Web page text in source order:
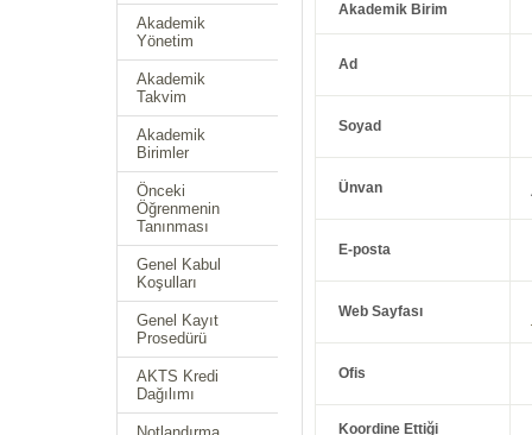
Akademik
Yönetim
Akademik
Takvim
Akademik
Birimler
Önceki
Öğrenmenin
Tanınması
Genel Kabul
Koşulları
Genel Kayıt
Prosedürü
AKTS Kredi
Dağılımı
Akademik Birim
Ad
Soyad
Ünvan
E-posta
Web Sayfası
Ofis
Koordine Ettiği